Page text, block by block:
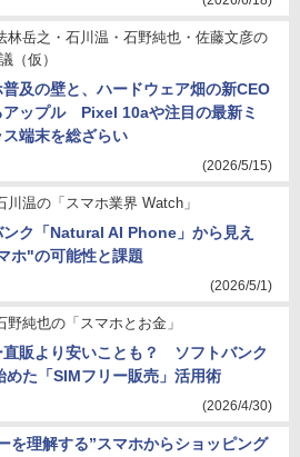
林岳之・石川温・石野純也・佐藤文彦の
（仮）
及の壁と、ハードウェア畑の新CEO
アップル Pixel 10aや注目の最新ミ
ス端末を総ざらい
(2026/5/15)
川温の「スマホ業界 Watch」
ンク「Natural AI Phone」から見え
ホ"の可能性と課題
(2026/5/1)
野純也の「スマホとお金」
直販より安いことも？ ソフトバンク
めた「SIMフリー販売」活用術
(2026/4/30)
を理解する”スマホからショッピング